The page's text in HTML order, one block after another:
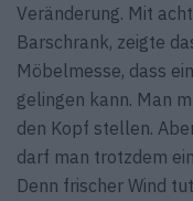
Veränderung. Mit
Barschrank, zeigte
Möbelmesse, dass
gelingen kann. Man
den Kopf stellen.
darf man trotzdem
Denn frischer Wind